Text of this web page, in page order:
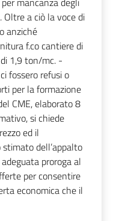
a ciò la voce di
anziché
f.co cantiere di
1,9 ton/mc. -
fossero refusi o
per la formazione
CME, elaborato 8
si chiede
ed il
dell’appalto
proroga al
per consentire
economica che il